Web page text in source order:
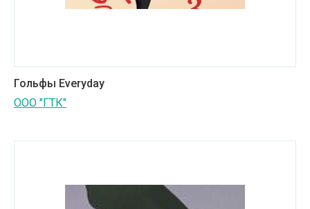
Гольфы Everyday
ООО "ГТК"